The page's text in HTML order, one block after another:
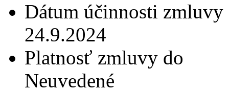
Dátum účinnosti zmluvy
24.9.2024
Platnosť zmluvy do
Neuvedené